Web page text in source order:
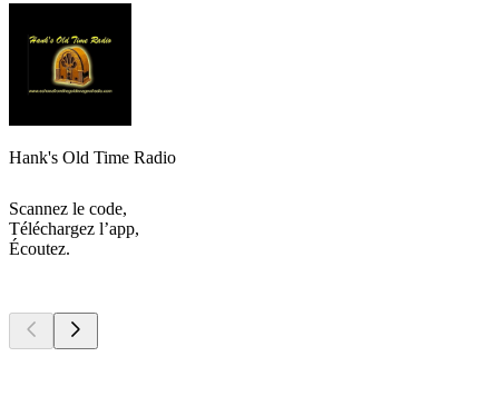
Hank's Old Time Radio
Scannez le code,
Téléchargez l’app,
Écoutez.